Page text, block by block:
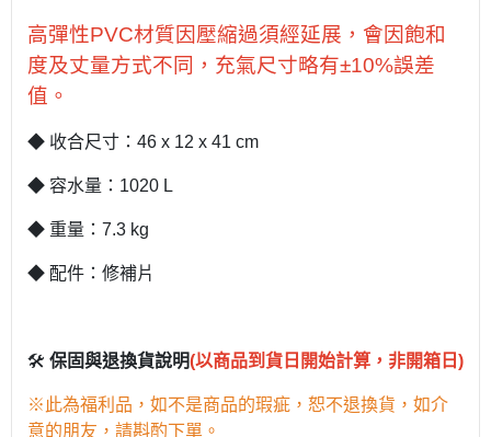
高彈性PVC材質因壓縮過須經延展，會因飽和
度及丈量方式不同，充氣尺寸略有±10%誤差
值。
◆ 收合尺寸：46 x 12 x 41 cm
◆ 容水量：1020 L
◆ 重量：7.3 kg
◆ 配件：修補片
🛠 保固與退換貨說明(以商品到貨日開始計算，非開箱日)
※此為福利品，如不是商品的瑕疵，恕不退換貨，如介
意的朋友，請斟酌下單。